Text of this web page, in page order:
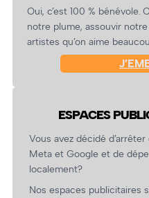
Oui, c’est 100 %
notre plume, assouvir
artistes qu’on aime
ESPACES
Vous avez décidé
Meta et Google et de
localement?
Nos espaces publicitaires